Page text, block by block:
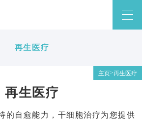
再生医疗
主页>再生医疗
再生医疗
的自愈能力，干细胞治疗为您提供